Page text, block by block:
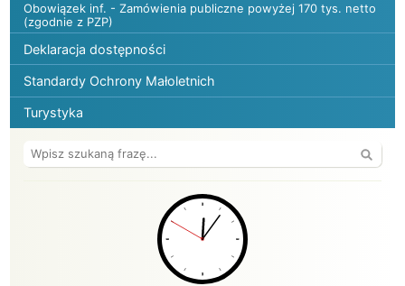
Obowiązek inf. - Zamówienia publiczne powyżej 170 tys. netto
(zgodnie z PZP)
Deklaracja dostępności
Standardy Ochrony Małoletnich
Turystyka